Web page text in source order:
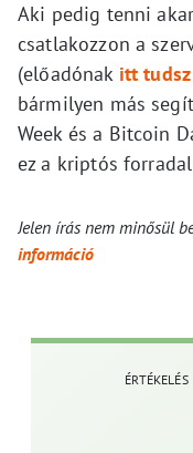
Aki pedig tenni
csatlakozzon a
(előadónak itt
bármilyen más
Week és a Bitcoin
ez a kriptós
Jelen írás nem minősül
információ
ÉRTÉKELÉS